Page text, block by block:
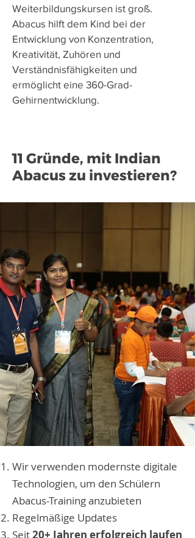
Weiterbildungskursen ist groß.
Abacus hilft dem Kind bei der
Entwicklung von Konzentration,
Kreativität, Zuhören und
Verständnisfähigkeiten und
ermöglicht eine 360-Grad-
Gehirnentwicklung.
11 Gründe, mit Indian
Abacus zu investieren?
Wir verwenden modernste digitale
Technologien, um den Schülern
Abacus-Training anzubieten
Regelmäßige Updates
Seit20+ Jahren erfolgreich laufen